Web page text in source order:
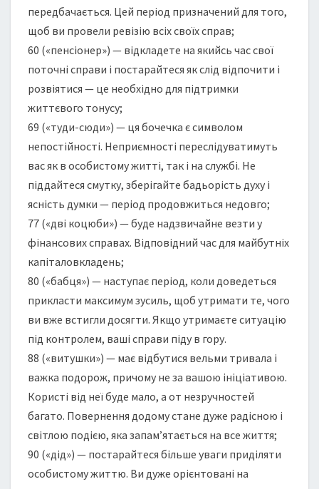
передбачається. Цей період призначений для того,
щоб ви провели ревізію всіх своїх справ;
60 («пенсіонер») — відкладете на якийсь час свої
поточні справи і постарайтеся як слід відпочити і
розвіятися — це необхідно для підтримки
життєвого тонусу;
69 («туди-сюди») — ця бочечка є символом
непостійності. Неприємності переслідуватимуть
вас як в особистому житті, так і на службі. Не
піддайтеся смутку, зберігайте бадьорість духу і
ясність думки — період продовжиться недовго;
77 («дві коцюби») — буде надзвичайне везти у
фінансових справах. Відповідний час для майбутніх
капіталовкладень;
80 («бабця») — наступає період, коли доведеться
прикласти максимум зусиль, щоб утримати те, чого
ви вже встигли досягти. Якщо утримаєте ситуацію
під контролем, ваші справи піду в гору.
88 («витушки») — має відбутися вельми тривала і
важка подорож, причому не за вашою ініціативою.
Користі від неї буде мало, а от незручностей
багато. Повернення додому стане дуже радісною і
світлою подією, яка запам’ятається на все життя;
90 («дід») — постарайтеся більше уваги приділяти
особистому життю. Ви дуже орієнтовані на